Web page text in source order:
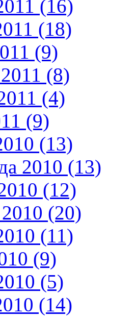
(16)
(18)
(9)
(8)
(4)
(9)
(13)
2010 (13)
(12)
(20)
(11)
(9)
(5)
(14)